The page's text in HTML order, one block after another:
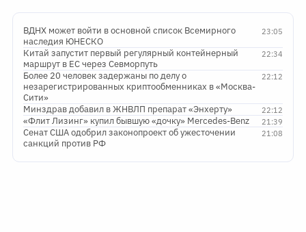
23:05
ВДНХ может войти в основной список Всемирного
наследия ЮНЕСКО
22:34
Китай запустит первый регулярный контейнерный
маршрут в ЕС через Севморпуть
22:12
Более 20 человек задержаны по делу о
незарегистрированных криптообменниках в «Москва-
Сити»
22:12
Минздрав добавил в ЖНВЛП препарат «Энхерту»
21:39
«Флит Лизинг» купил бывшую «дочку» Mercedes-Benz
21:08
Сенат США одобрил законопроект об ужесточении
санкций против РФ